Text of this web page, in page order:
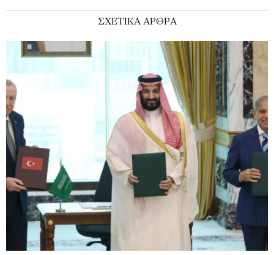
ΣΧΕΤΙΚΑ ΑΡΘΡΑ